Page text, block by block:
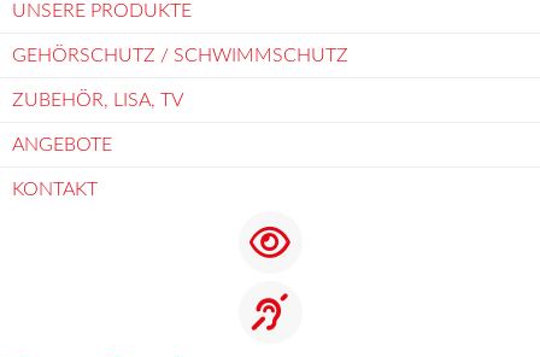
UNSERE PRODUKTE
GEHÖRSCHUTZ / SCHWIMMSCHUTZ
ZUBEHÖR, LISA, TV
ANGEBOTE
KONTAKT